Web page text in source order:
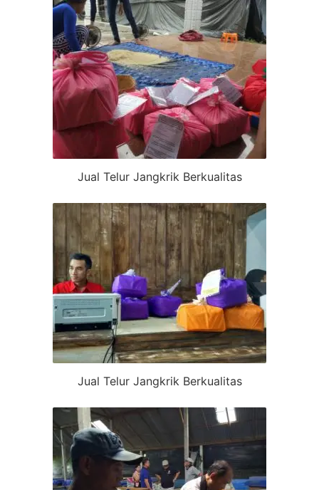
Jual Telur Jangkrik Berkualitas
Jual Telur Jangkrik Berkualitas